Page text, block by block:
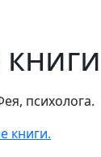
психолога.
книги.